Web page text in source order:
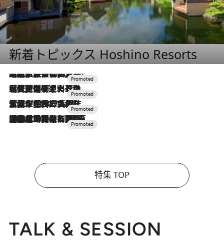
新着トピックス Hoshino Resorts
2026.7.31
【ホテル帰省】という選択肢をOMOが提案。家族とほどよい距離を保つには「昼は実家、夜は気兼ねなくホテルで！」
2026.7.24
【夏限定ディナーコース】旬を迎える稚鮎や花ズッキーニなどをイタリア・トスカーナの郷土料理の手法で満喫！
2026.7.17
「土佐和ハーブかき氷」がOMO7高知に登場！生姜、山椒、大葉など目にも舌にも涼を呼ぶ郷土の味
2026.7.10
NEW OPEN！【界 草津】名湯の地に誕生。趣の異なる2種の温泉と上州ならではの会席・蕎麦割烹など美食を味わう究極の癒やし旅
特集 TOP
TALK & SESSION